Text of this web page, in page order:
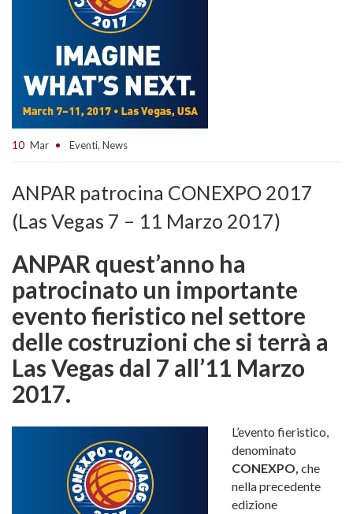
10 Mar Eventi, News
ANPAR patrocina CONEXPO 2017
(Las Vegas 7 – 11 Marzo 2017)
ANPAR quest’anno ha
patrocinato un importante
evento fieristico nel settore
delle costruzioni che si terrà a
Las Vegas dal 7 all’11 Marzo
2017.
L’evento fieristico,
denominato
CONEXPO, che
nella precedente
edizione